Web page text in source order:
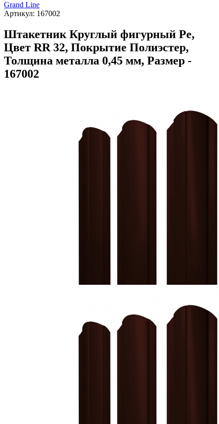
Grand Line
Артикул: 167002
Штакетник Круглый фигурный Pe,
Цвет RR 32, Покрытие Полиэстер,
Толщина металла 0,45 мм, Размер -
167002